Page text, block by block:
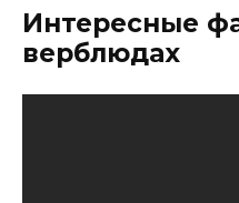
Интересные
верблюдах